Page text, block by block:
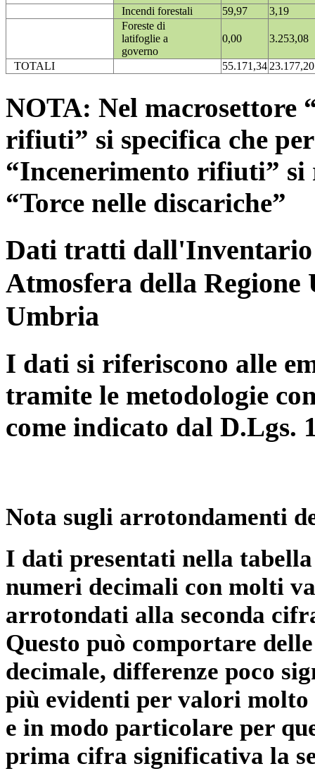
Incendi forestali
59,97
3,19
Foreste di
latifoglie a
governo
0,00 3.253,08
TOTALI 55.171,3423.177,20
NOTA: Nel macrosettore
rifiuti” si specifica che
“Incenerimento rifiuti”
“Torce nelle discariche”
Dati tratti dall'Inventario
Atmosfera della
Umbria
I dati si riferiscono alle
tramite le metodologie
come indicato dal D.Lgs.
Nota sugli arrotondamenti
I dati presentati nella
numeri decimali con molti
arrotondati alla seconda
Questo può comportare
decimale, differenze poco
più evidenti per valori
e in modo particolare per
prima cifra significativa la